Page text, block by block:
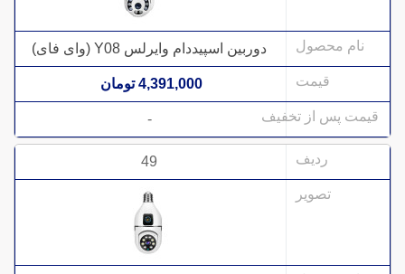
دوربین اسپیددام وایرلس Y08 (وای فای)
4,391,000 تومان
-
49